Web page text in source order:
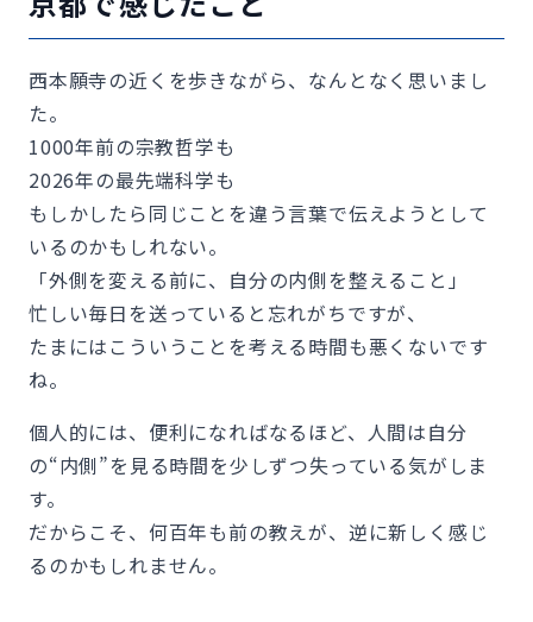
西本願寺の近くを歩きながら、なんとなく思いまし
た。
1000年前の宗教哲学も
2026年の最先端科学も
もしかしたら同じことを違う言葉で伝えようとして
いるのかもしれない。
「外側を変える前に、自分の内側を整えること」
忙しい毎日を送っていると忘れがちですが、
たまにはこういうことを考える時間も悪くないです
ね。
個人的には、便利になればなるほど、人間は自分
の“内側”を見る時間を少しずつ失っている気がしま
す。
だからこそ、何百年も前の教えが、逆に新しく感じ
るのかもしれません。